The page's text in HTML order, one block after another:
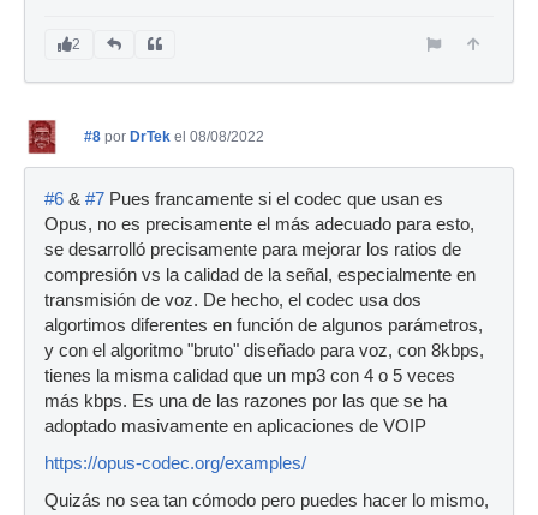
2
#8 por DrTek el 08/08/2022
#6 & #7 Pues francamente si el codec que usan es
Opus, no es precisamente el más adecuado para esto,
se desarrolló precisamente para mejorar los ratios de
compresión vs la calidad de la señal, especialmente en
transmisión de voz. De hecho, el codec usa dos
algortimos diferentes en función de algunos parámetros,
y con el algoritmo "bruto" diseñado para voz, con 8kbps,
tienes la misma calidad que un mp3 con 4 o 5 veces
más kbps. Es una de las razones por las que se ha
adoptado masivamente en aplicaciones de VOIP
https://opus-codec.org/examples/
Quizás no sea tan cómodo pero puedes hacer lo mismo,